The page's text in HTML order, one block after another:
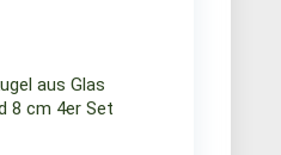
aus Glas
8 cm 4er Set